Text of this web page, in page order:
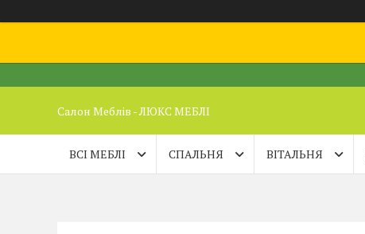
Салон Меблів - ЛЮКС МЕБЛІ
ВСІ МЕБЛІ СПАЛЬНЯ ВІТАЛЬНЯ